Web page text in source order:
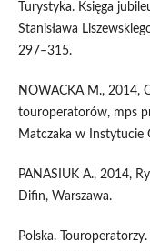
Turystyka. Księga
Stanisława
297–315.
NOWACKA M., 2014,
touroperatorów, mps
Matczaka w Instytucie
PANASIUK A., 2014,
Difin, Warszawa.
Polska.